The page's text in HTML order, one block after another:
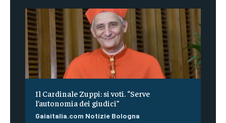
Il Cardinale Zuppi: si voti. “Serve
l’autonomia dei giudici”
Gaiaitalia.com Notizie Bologna